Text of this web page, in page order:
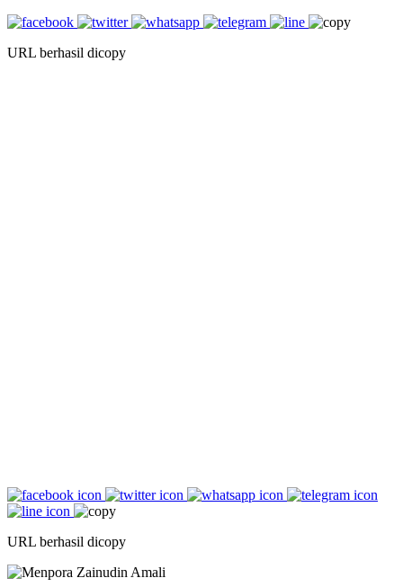
URL berhasil dicopy
URL berhasil dicopy